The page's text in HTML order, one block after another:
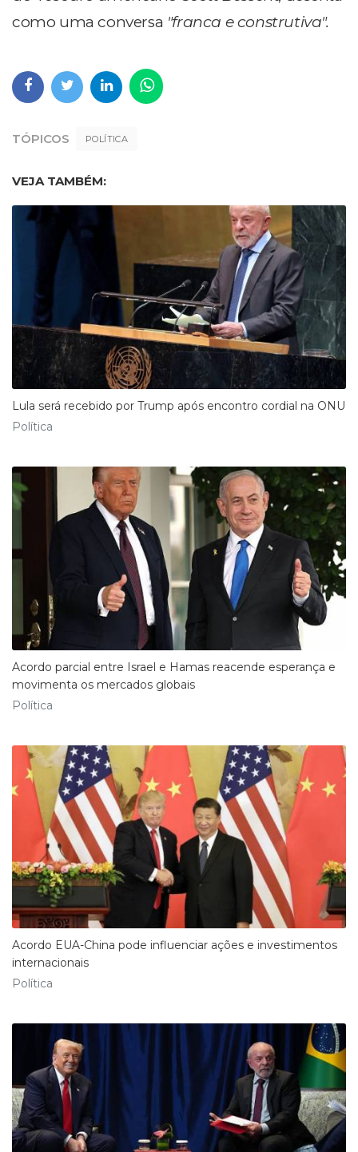
como uma conversa "franca e construtiva".
TÓPICOS POLÍTICA
VEJA TAMBÉM:
Lula será recebido por Trump após encontro cordial na ONU
Política
Acordo parcial entre Israel e Hamas reacende esperança e
movimenta os mercados globais
Política
Acordo EUA-China pode influenciar ações e investimentos
internacionais
Política